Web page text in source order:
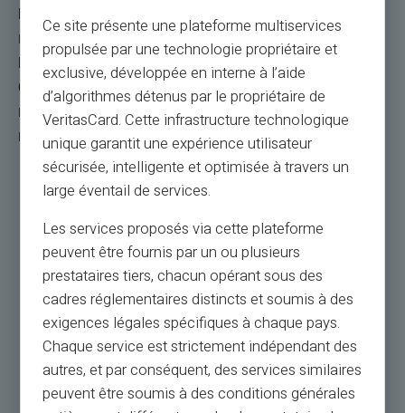
Вы можете использовать предоплаченную
карту VERITAS Mastercard для покупок в
Интернете, в 36 миллионах точек продаж и
банкоматах по всему миру. Для загрузки
карты выберите канал загрузки из
клиентского доступа.
Ce site présente une plateforme multiservices
propulsée par une technologie propriétaire et
exclusive, développée en interne à l’aide
d’algorithmes détenus par le propriétaire de
VeritasCard. Cette infrastructure technologique
unique garantit une expérience utilisateur
sécurisée, intelligente et optimisée à travers un
large éventail de services.
Les services proposés via cette plateforme
peuvent être fournis par un ou plusieurs
prestataires tiers, chacun opérant sous des
cadres réglementaires distincts et soumis à des
exigences légales spécifiques à chaque pays.
Chaque service est strictement indépendant des
autres, et par conséquent, des services similaires
peuvent être soumis à des conditions générales